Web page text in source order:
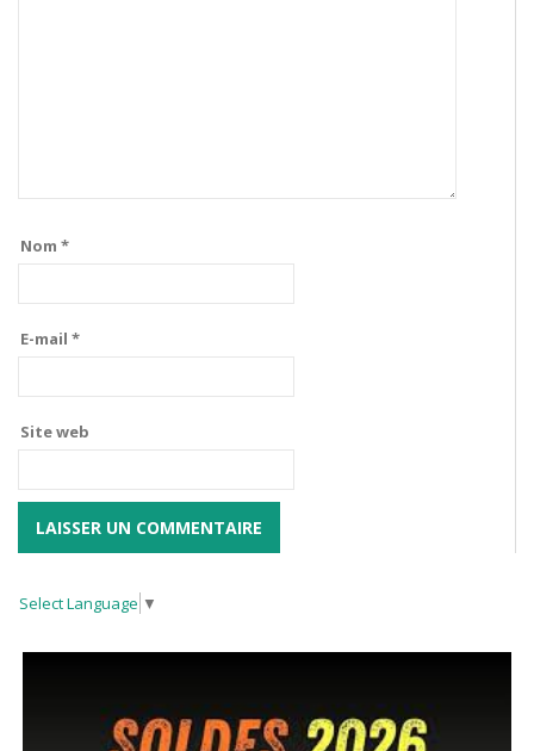
Nom *
E-mail *
Site web
Select Language ▼